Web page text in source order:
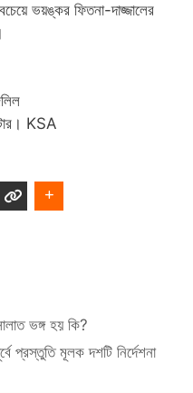
ভয়ঙ্কর ফিতনা-দাজ্জালের
KSA
ভঙ্গ হয় কি?
প্রস্তুতি মূলক দশটি নির্দেশনা